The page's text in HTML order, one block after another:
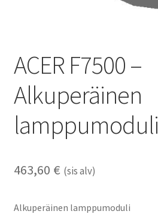
ACER F7500 –
Alkuperäinen
lamppumoduli
463,60 € (sis alv)
Alkuperäinen lamppumoduli